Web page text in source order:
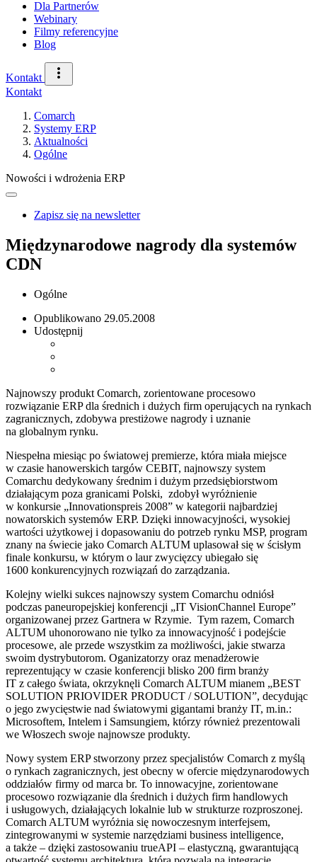
Dla Partnerów
Webinary
Filmy referencyjne
Blog
Kontakt
Kontakt
Comarch
Systemy ERP
Aktualności
Ogólne
Nowości i wdrożenia ERP
Zapisz się na newsletter
Międzynarodowe nagrody dla systemów
CDN
Ogólne
Opublikowano 29.05.2008
Udostępnij
Najnowszy produkt Comarch, zorientowane procesowo
rozwiązanie ERP dla średnich i dużych firm operujących na rynkach
zagranicznych, zdobywa prestiżowe nagrody i uznanie
na globalnym rynku.
Niespełna miesiąc po światowej premierze, która miała miejsce
w czasie hanowerskich targów CEBIT, najnowszy system
Comarchu dedykowany średnim i dużym przedsiębiorstwom
działającym poza granicami Polski, zdobył wyróżnienie
w konkursie „Innovationspreis 2008” w kategorii najbardziej
nowatorskich systemów ERP. Dzięki innowacyjności, wysokiej
wartości użytkowej i dopasowaniu do potrzeb rynku MSP, program
znany na świecie jako Comarch ALTUM uplasował się w ścisłym
finale konkursu, w którym o laur zwycięzcy ubiegało się
1600 konkurencyjnych rozwiązań do zarządzania.
Kolejny wielki sukces najnowszy system Comarchu odniósł
podczas paneuropejskiej konferencji „IT VisionChannel Europe”
organizowanej przez Gartnera w Rzymie. Tym razem, Comarch
ALTUM uhonorowano nie tylko za innowacyjność i podejście
procesowe, ale przede wszystkim za możliwości, jakie stwarza
swoim dystrybutorom. Oganizatorzy oraz menadżerowie
reprezentujący w czasie konferencji blisko 200 firm branży
IT z całego świata, okrzyknęli Comarch ALTUM mianem „BEST
SOLUTION PRIOVIDER PRODUCT / SOLUTION”, decydując
o jego zwycięstwie nad światowymi gigantami branży IT, m.in.:
Microsoftem, Intelem i Samsungiem, którzy również prezentowali
we Włoszech swoje najnowsze produkty.
Nowy system ERP stworzony przez specjalistów Comarch z myślą
o rynkach zagranicznych, jest obecny w ofercie międzynarodowych
oddziałów firmy od marca br. To innowacyjne, zorientowane
procesowo rozwiązanie dla średnich i dużych firm handlowych
i usługowych, działających lokalnie lub w strukturze rozproszonej.
Comarch ALTUM wyróżnia się nowoczesnym interfejsem,
zintegrowanymi w systemie narzędziami business intelligence,
a także – dzięki zastosowaniu trueAPI – elastyczną, gwarantującą